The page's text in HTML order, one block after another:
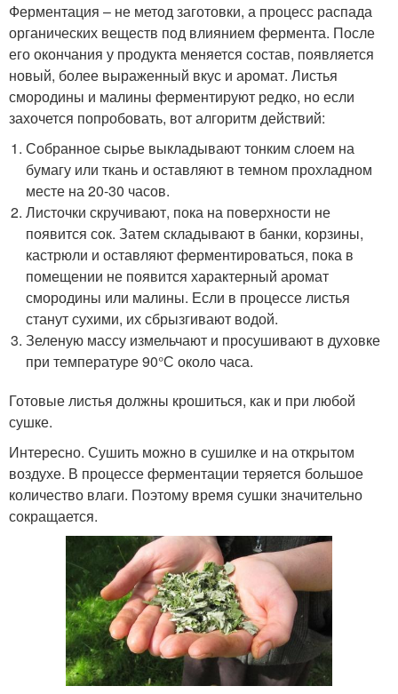
Ферментация – не метод заготовки, а процесс распада
органических веществ под влиянием фермента. После
его окончания у продукта меняется состав, появляется
новый, более выраженный вкус и аромат. Листья
смородины и малины ферментируют редко, но если
захочется попробовать, вот алгоритм действий:
Собранное сырье выкладывают тонким слоем на
бумагу или ткань и оставляют в темном прохладном
месте на 20-30 часов.
Листочки скручивают, пока на поверхности не
появится сок. Затем складывают в банки, корзины,
кастрюли и оставляют ферментироваться, пока в
помещении не появится характерный аромат
смородины или малины. Если в процессе листья
станут сухими, их сбрызгивают водой.
Зеленую массу измельчают и просушивают в духовке
при температуре 90°С около часа.
Готовые листья должны крошиться, как и при любой
сушке.
Интересно. Сушить можно в сушилке и на открытом
воздухе. В процессе ферментации теряется большое
количество влаги. Поэтому время сушки значительно
сокращается.